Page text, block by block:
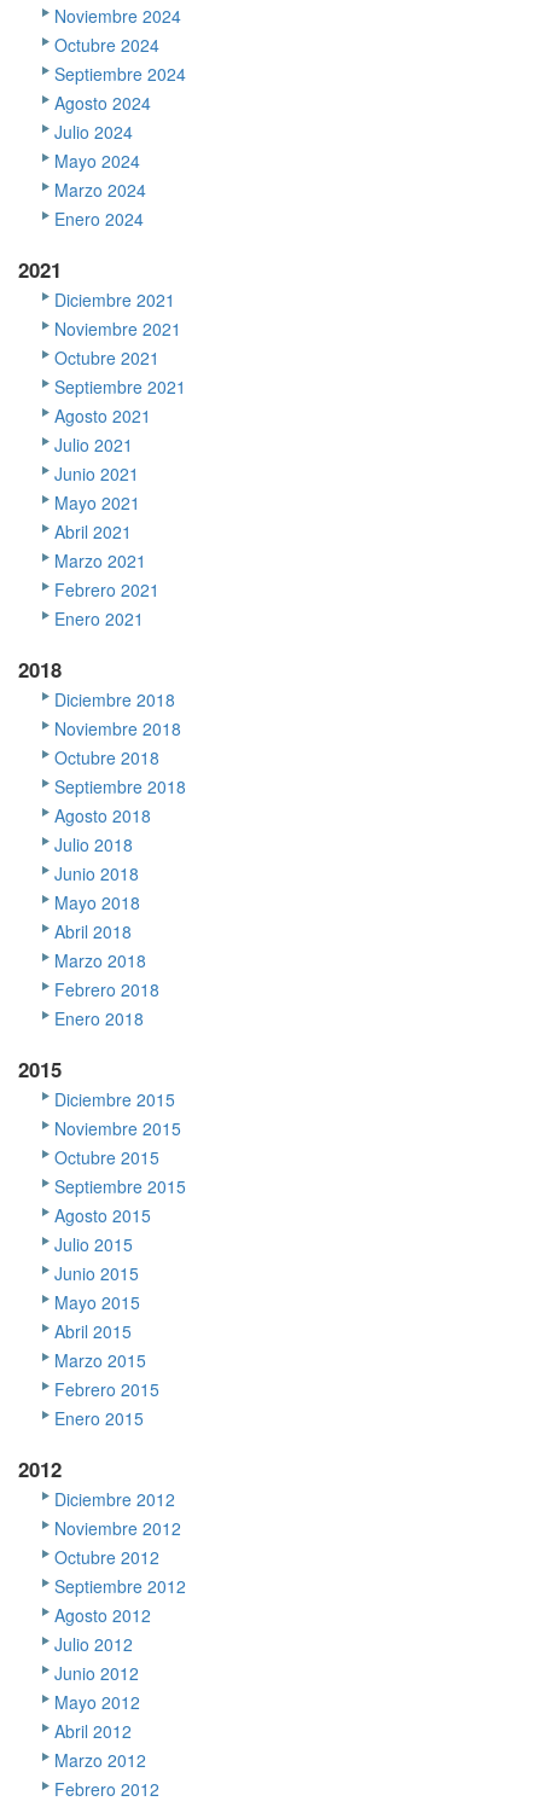
Noviembre 2024
Octubre 2024
Septiembre 2024
Agosto 2024
Julio 2024
Mayo 2024
Marzo 2024
Enero 2024
2021
Diciembre 2021
Noviembre 2021
Octubre 2021
Septiembre 2021
Agosto 2021
Julio 2021
Junio 2021
Mayo 2021
Abril 2021
Marzo 2021
Febrero 2021
Enero 2021
2018
Diciembre 2018
Noviembre 2018
Octubre 2018
Septiembre 2018
Agosto 2018
Julio 2018
Junio 2018
Mayo 2018
Abril 2018
Marzo 2018
Febrero 2018
Enero 2018
2015
Diciembre 2015
Noviembre 2015
Octubre 2015
Septiembre 2015
Agosto 2015
Julio 2015
Junio 2015
Mayo 2015
Abril 2015
Marzo 2015
Febrero 2015
Enero 2015
2012
Diciembre 2012
Noviembre 2012
Octubre 2012
Septiembre 2012
Agosto 2012
Julio 2012
Junio 2012
Mayo 2012
Abril 2012
Marzo 2012
Febrero 2012